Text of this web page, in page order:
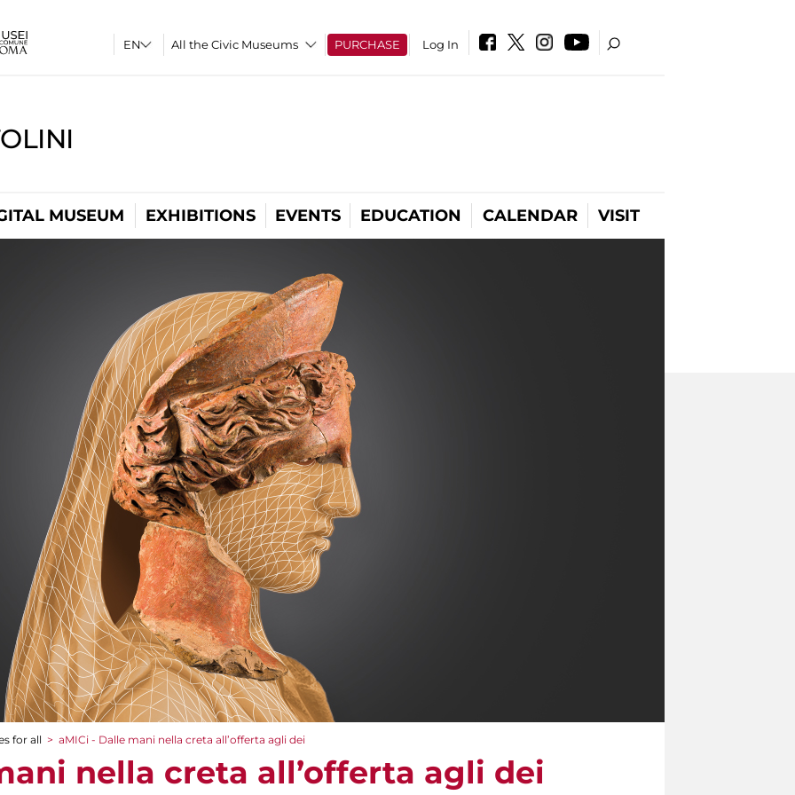
All the Civic Museums PURCHASE Log In
MUSEUM EXHIBITIONS EVENTS EDUCATION CALENDAR VISIT
for all > aMICi - Dalle mani nella creta all’offerta agli dei
nella creta all’offerta agli dei